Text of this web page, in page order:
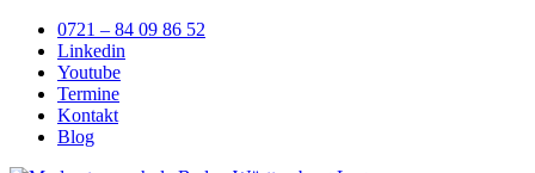
Skip
content
0721 – 84 09 86 52
Linkedin
Youtube
Termine
Kontakt
Blog